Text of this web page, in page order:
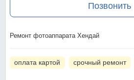
Позвонить
Ремонт фотоаппарата Хендай
оплата картой срочный ремонт